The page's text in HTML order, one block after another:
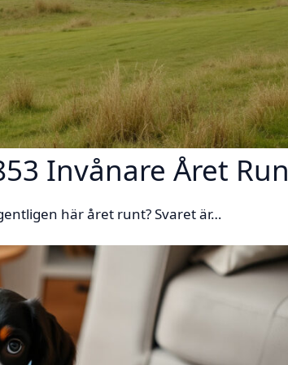
Invånare Året
här året runt? Svaret är…